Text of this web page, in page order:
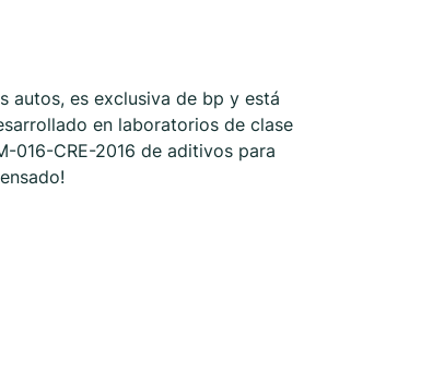
autos, es exclusiva de bp y está
en laboratorios de clase
016-CRE-2016 de aditivos para